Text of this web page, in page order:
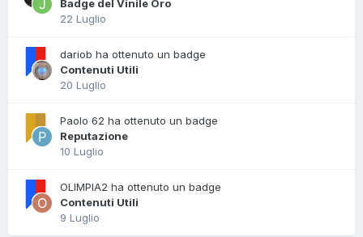
Badge del Vinile Oro
22 Luglio
dariob ha ottenuto un badge
Contenuti Utili
20 Luglio
Paolo 62 ha ottenuto un badge
Reputazione
10 Luglio
OLIMPIA2 ha ottenuto un badge
Contenuti Utili
9 Luglio